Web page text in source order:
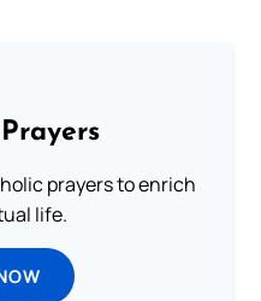
prayers to enrich
life.